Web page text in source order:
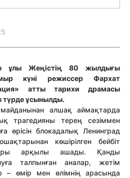
ұлы Жеңістің 80 жылдығы
күні режиссер Фархат
атты тарихи драмасы
түрде ұсынылды.
алшақ аймақтарда
трагедияны терең сезіммен
өрісін блокадалық Ленинград
көшірілген бейбіт
арқылы ашады. Қанды
талпынған аналар, жетім
– өмір мен өлімнің арасында